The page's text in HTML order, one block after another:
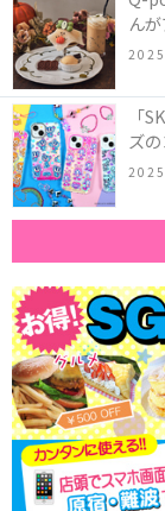
ん
ー
「
「
ズ
作